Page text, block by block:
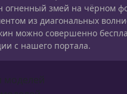
огненный змей на чёрном
из диагональных
можно совершенно
с нашего портала.